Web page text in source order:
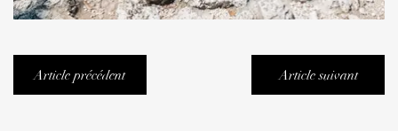
Article précédent Article suivant